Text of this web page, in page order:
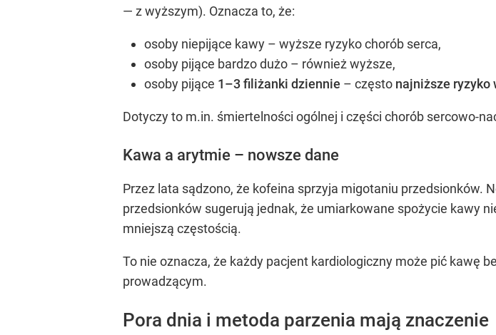
— z wyższym). Oznacza to, że:
osoby niepijące kawy – wyższe ryzyko chorób serca,
osoby pijące bardzo dużo – również wyższe,
osoby pijące 1–3 filiżanki dziennie – często najniższe ryzyko
Dotyczy to m.in. śmiertelności ogólnej i części chorób sercowo-
Kawa a arytmie – nowsze dane
Przez lata sądzono, że kofeina sprzyja migotaniu przedsionków.
przedsionków sugerują jednak, że umiarkowane spożycie kawy
mniejszą częstością.
To nie oznacza, że każdy pacjent kardiologiczny może pić kawę
prowadzącym.
Pora dnia i metoda parzenia mają znaczenie